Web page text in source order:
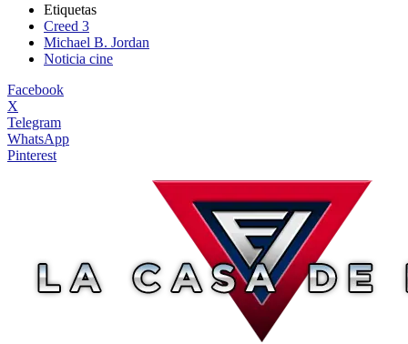
Etiquetas
Creed 3
Michael B. Jordan
Noticia cine
Facebook
X
Telegram
WhatsApp
Pinterest